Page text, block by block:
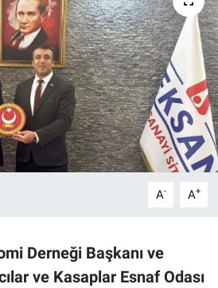
A- A+
Derneği Başkanı ve
ve Kasaplar Esnaf Odası